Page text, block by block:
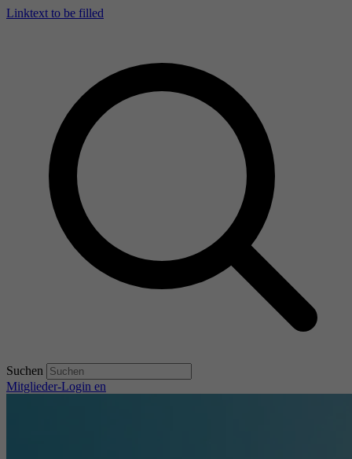
Linktext to be filled
Suchen
Mitglieder-Login en